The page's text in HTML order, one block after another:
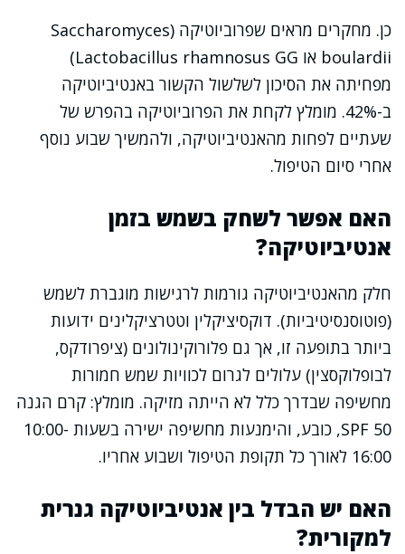
כן. מחקרים מראים שפרוביוטיקה (Saccharomyces
boulardii או Lactobacillus rhamnosus GG)
מפחיתה את הסיכון לשלשול הקשור באנטיביוטיקה
ב-42%. מומלץ לקחת את הפרוביוטיקה בהפרש של
שעתיים לפחות מהאנטיביוטיקה, ולהמשיך שבוע נוסף
אחרי סיום הטיפול.
האם אפשר לשחק בשמש בזמן
אנטיביוטיקה?
חלק מהאנטיביוטיקה גורמות לרגישות מוגברת לשמש
(פוטוסנסיטיביות). דוקסיציקלין וטטרציקלינים ידועות
ביותר בתופעה זו, אך גם פלורוקינולונים (ציפרודקס,
לבופלוקסצין) עלולים לגרום לכוויות שמש חמורות
מחשיפה שבדרך כלל לא הייתה מזיקה. מומלץ: קרם הגנה
SPF 50, כובע, והימנעות מחשיפה ישירה בשעות 10:00-
16:00 לאורך כל תקופת הטיפול ושבוע אחריו.
האם יש הבדל בין אנטיביוטיקה גנרית
למקורית?